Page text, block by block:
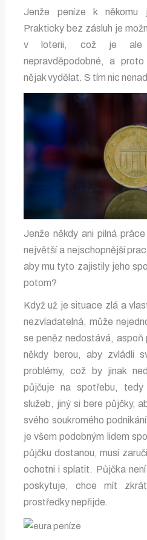
Jenže peníze k někomu
Prakticky bez zásluh je
v loterii, což je ale
nepravděpodobné, a
nějak vydělat. S tím nic
Jenže někdy ani pilná
největší a nejschopnější
aby mu tyto zajistily jeho
potom?
Když už je situace zlá a
nezvladatelná, může
se peněz nedostává, aspoň
někdy berou, aby zvládli
problémy, což by jinak
půjčuje na spotřebu,
služeb, jiný si bere půjčky,
svého soukromého
je všem podobným lidem
půjčku dostanou, musí
ochotni i splatit. Půjčka
poskytuje, chce mít
prostředky nepřijde.